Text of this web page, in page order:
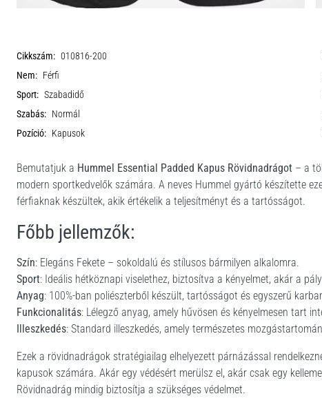
Cikkszám: 010816-200
Nem: Férfi
Sport: Szabadidő
Szabás: Normál
Pozíció: Kapusok
Bemutatjuk a Hummel Essential Padded Kapus Rövidnadrágot – a
modern sportkedvelők számára. A neves Hummel gyártó készítette
férfiaknak készültek, akik értékelik a teljesítményt és a tartósságot.
Főbb jellemzők:
Szín: Elegáns Fekete – sokoldalú és stílusos bármilyen alkalomra.
Sport: Ideális hétköznapi viselethez, biztosítva a kényelmet, akár a
Anyag: 100%-ban poliészterből készült, tartósságot és egyszerű
Funkcionalitás: Lélegző anyag, amely hűvösen és kényelmesen tart
Illeszkedés: Standard illeszkedés, amely természetes
Ezek a rövidnadrágok stratégiailag elhelyezett párnázással
kapusok számára. Akár egy védésért merülsz el, akár csak egy
Rövidnadrág mindig biztosítja a szükséges védelmet.